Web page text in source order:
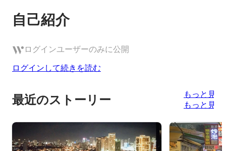
自己紹介
ログインユーザーのみに公開
ログインして続きを読む
最近のストーリー
もっと見る
もっと見る